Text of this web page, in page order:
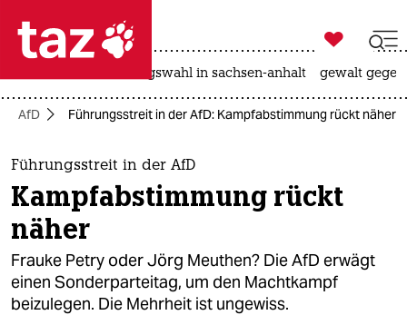
 taz zahl ich
taz zahl ich
themen
politik
öko
gesellschaft

taz zahl ich
landtagswahl in sachsen-anhalt gewalt
AfD Führungsstreit in der AfD: Kampfabstimmung rückt näher
Führungsstreit in der AfD
Kampfabstimmung rückt
näher
Frauke Petry oder Jörg Meuthen? Die AfD erwägt
einen Sonderparteitag, um den Machtkampf
beizulegen. Die Mehrheit ist ungewiss.